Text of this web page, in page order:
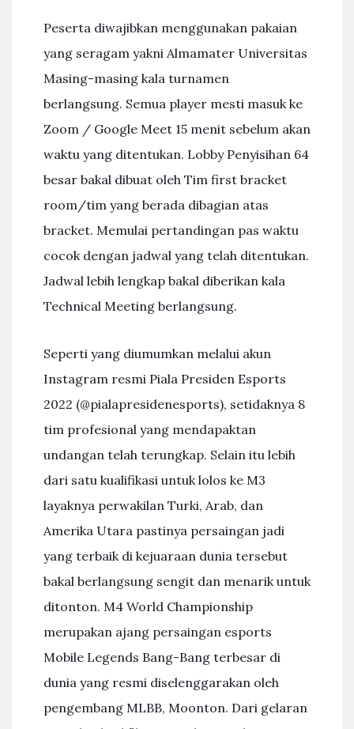
Peserta diwajibkan menggunakan pakaian
yang seragam yakni Almamater Universitas
Masing-masing kala turnamen
berlangsung. Semua player mesti masuk ke
Zoom / Google Meet 15 menit sebelum akan
waktu yang ditentukan. Lobby Penyisihan 64
besar bakal dibuat oleh Tim first bracket
room/tim yang berada dibagian atas
bracket. Memulai pertandingan pas waktu
cocok dengan jadwal yang telah ditentukan.
Jadwal lebih lengkap bakal diberikan kala
Technical Meeting berlangsung.
Seperti yang diumumkan melalui akun
Instagram resmi Piala Presiden Esports
2022 (@pialapresidenesports), setidaknya 8
tim profesional yang mendapaktan
undangan telah terungkap. Selain itu lebih
dari satu kualifikasi untuk lolos ke M3
layaknya perwakilan Turki, Arab, dan
Amerika Utara pastinya persaingan jadi
yang terbaik di kejuaraan dunia tersebut
bakal berlangsung sengit dan menarik untuk
ditonton. M4 World Championship
merupakan ajang persaingan esports
Mobile Legends Bang-Bang terbesar di
dunia yang resmi diselenggarakan oleh
pengembang MLBB, Moonton. Dari gelaran